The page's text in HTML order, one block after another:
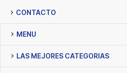
CONTACTO
MENU
LAS MEJORES CATEGORIAS